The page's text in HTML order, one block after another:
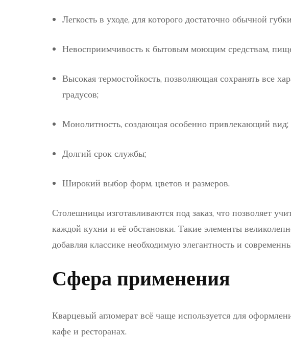
Легкость в уходе, для которого достаточно обычной
Невосприимчивость к бытовым моющим средствам,
Высокая термостойкость, позволяющая сохранять все
градусов;
Монолитность, создающая особенно привлекающий вид;
Долгий срок службы;
Широкий выбор форм, цветов и размеров.
Столешницы изготавливаются под заказ, что позволяет
каждой кухни и её обстановки. Такие элементы
добавляя классике необходимую элегантность и
Сфера применения
Кварцевый агломерат всё чаще используется для
кафе и ресторанах.